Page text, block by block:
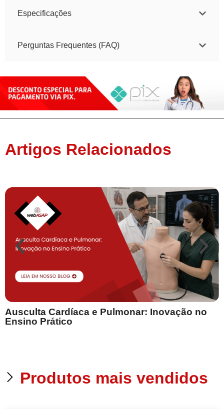
Especificações
Perguntas Frequentes (FAQ)
Artigos Relacionados
Ausculta Cardíaca e Pulmonar: Inovação no
Ensino Prático
Produtos mais vendidos